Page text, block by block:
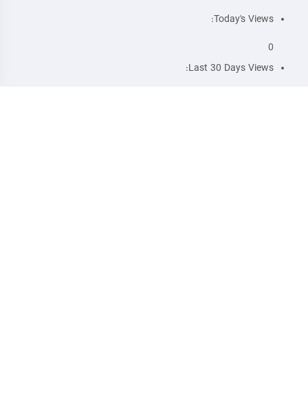
Today's Views:
0
Last 30 Days Views: